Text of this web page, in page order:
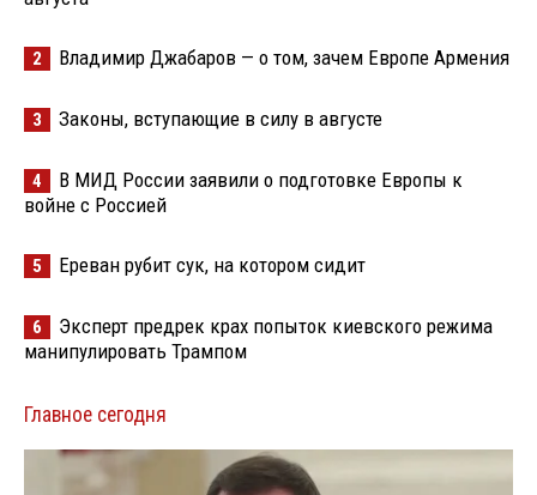
2 Владимир Джабаров — о том, зачем Европе Армения
3 Законы, вступающие в силу в августе
4
В МИД России заявили о подготовке Европы к
войне с Россией
5 Ереван рубит сук, на котором сидит
6
Эксперт предрек крах попыток киевского режима
манипулировать Трампом
Главное сегодня